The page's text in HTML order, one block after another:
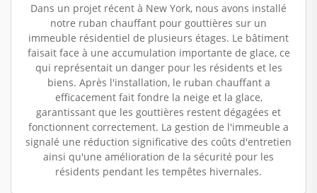
Dans un projet récent à New York, nous avons installé
notre ruban chauffant pour gouttières sur un
immeuble résidentiel de plusieurs étages. Le bâtiment
faisait face à une accumulation importante de glace, ce
qui représentait un danger pour les résidents et les
biens. Après l'installation, le ruban chauffant a
efficacement fait fondre la neige et la glace,
garantissant que les gouttières restent dégagées et
fonctionnent correctement. La gestion de l'immeuble a
signalé une réduction significative des coûts d'entretien
ainsi qu'une amélioration de la sécurité pour les
résidents pendant les tempêtes hivernales.